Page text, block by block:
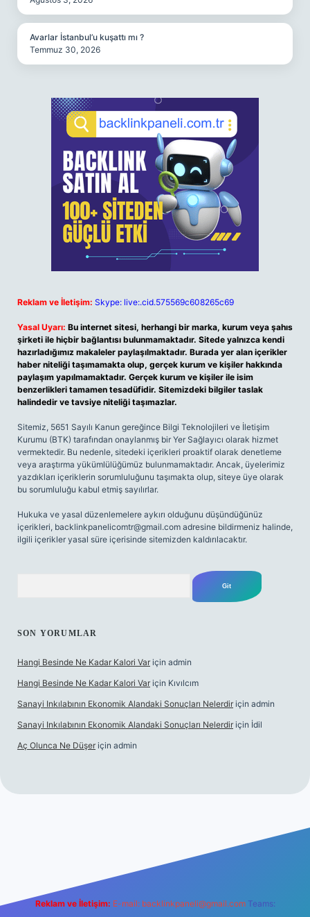
Avarlar İstanbul’u kuşattı mı ?
Temmuz 30, 2026
Reklam ve İletişim: Skype: live:.cid.575569c608265c69
Yasal Uyarı: Bu internet sitesi, herhangi bir marka, kurum veya şahıs
şirketi ile hiçbir bağlantısı bulunmamaktadır. Sitede yalnızca kendi
hazırladığımız makaleler paylaşılmaktadır. Burada yer alan içerikler
haber niteliği taşımamakta olup, gerçek kurum ve kişiler hakkında
paylaşım yapılmamaktadır. Gerçek kurum ve kişiler ile isim
benzerlikleri tamamen tesadüfidir. Sitemizdeki bilgiler taslak
halindedir ve tavsiye niteliği taşımazlar.
Sitemiz, 5651 Sayılı Kanun gereğince Bilgi Teknolojileri ve İletişim
Kurumu (BTK) tarafından onaylanmış bir Yer Sağlayıcı olarak hizmet
vermektedir. Bu nedenle, sitedeki içerikleri proaktif olarak denetleme
veya araştırma yükümlülüğümüz bulunmamaktadır. Ancak, üyelerimiz
yazdıkları içeriklerin sorumluluğunu taşımakta olup, siteye üye olarak
bu sorumluluğu kabul etmiş sayılırlar.
Hukuka ve yasal düzenlemelere aykırı olduğunu düşündüğünüz
içerikleri, backlinkpanelicomtr@gmail.com adresine bildirmeniz halinde,
ilgili içerikler yasal süre içerisinde sitemizden kaldırılacaktır.
SON YORUMLAR
Hangi Besinde Ne Kadar Kalori Var için admin
Hangi Besinde Ne Kadar Kalori Var için Kıvılcım
Sanayi Inkılabının Ekonomik Alandaki Sonuçları Nelerdir için admin
Sanayi Inkılabının Ekonomik Alandaki Sonuçları Nelerdir için İdil
Aç Olunca Ne Düşer için admin
Reklam ve İletişim: E-mail: backlinkpaneli@gmail.com Teams: